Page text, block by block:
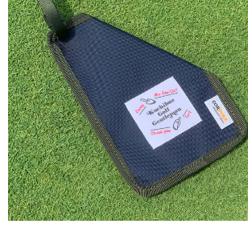
お知らせを受け取る
いつでもメール内のリンクから配信停止